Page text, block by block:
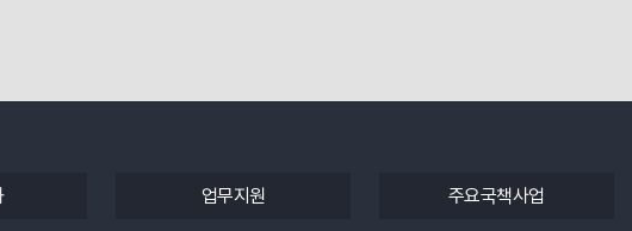
업무지원 주요국책사업